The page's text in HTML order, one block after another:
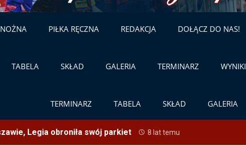
PIŁKA RĘCZNA REDAKCJA DOŁĄCZ DO NAS!
TABELA SKŁAD GALERIA TERMINARZ WYNIKI
TERMINARZ TABELA SKŁAD GALERIA
Legia obroniła swój parkiet 8 lat temu